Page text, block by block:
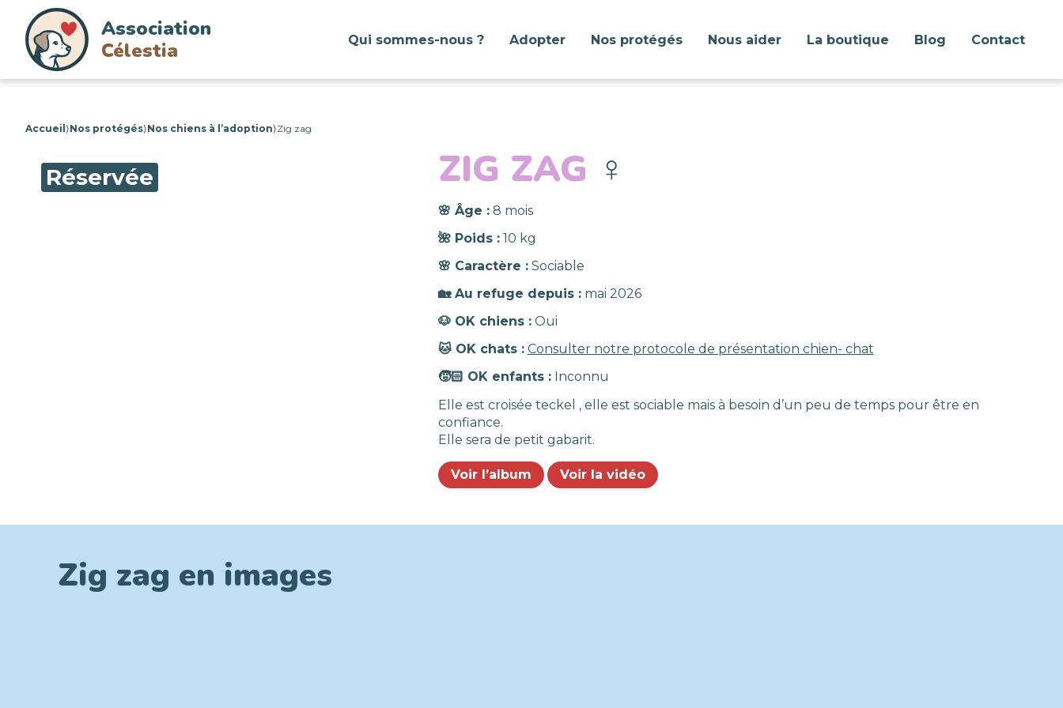
Association
Célestia
Qui sommes-nous ? Adopter Nos protégés Nous aider La boutique Blog Contact
Accueil ⟩Nos protégés⟩Nos chiens à l’adoption⟩Zig zag
Réservée ZIG ZAG ♀️
🌸 Âge :8 mois
🌺 Poids :10 kg
🌸 Caractère :Sociable
🏡 Au refuge depuis :mai 2026
🐶 OK chiens :Oui
🐱 OK chats : Consulter notre protocole de présentation chien- chat
🧒🏻 OK enfants :Inconnu
Elle est croisée teckel , elle est sociable mais à besoin d’un peu de temps pour être en
confiance.
Elle sera de petit gabarit.
Voir l’album Voir la vidéo
Zig zag en images